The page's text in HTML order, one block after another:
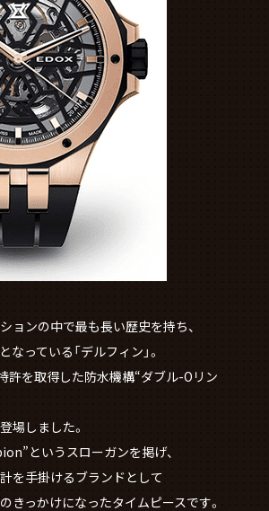
ョンの中で最も長い歴史を持ち、
っている「デルフィン」。
許を取得した防水機構“ダブル-Oリン
場しました。
というスローガンを掲げ、
を手掛けるブランドとして
きっかけになったタイムピースです。